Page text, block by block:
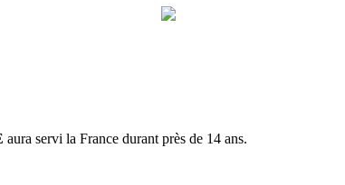
aura servi la France durant près de 14 ans.